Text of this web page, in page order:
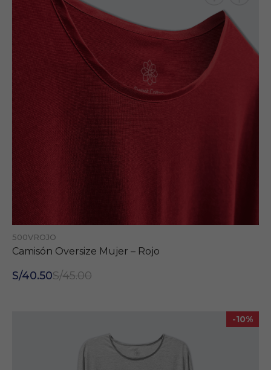
500VROJO
Camisón Oversize Mujer – Rojo
S/40.50S/45.00
-10%